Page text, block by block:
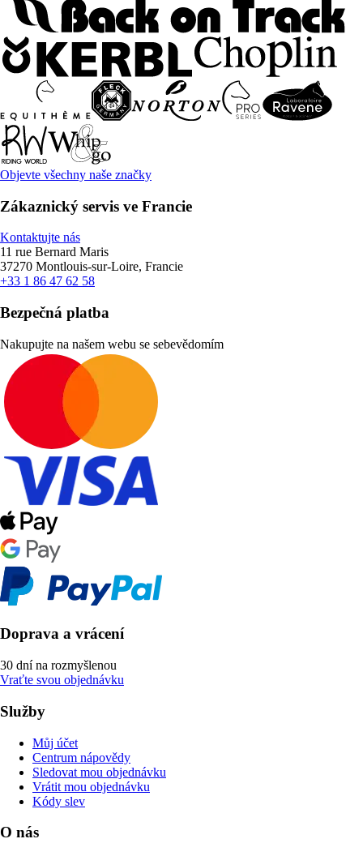
Objevte všechny naše značky
Zákaznický servis ve Francie
Kontaktujte nás
11 rue Bernard Maris
37270 Montlouis-sur-Loire, Francie
+33 1 86 47 62 58
Bezpečná platba
Nakupujte na našem webu se sebevědomím
Doprava a vrácení
30 dní na rozmyšlenou
Vraťte svou objednávku
Služby
Můj účet
Centrum nápovědy
Sledovat mou objednávku
Vrátit mou objednávku
Kódy slev
O nás